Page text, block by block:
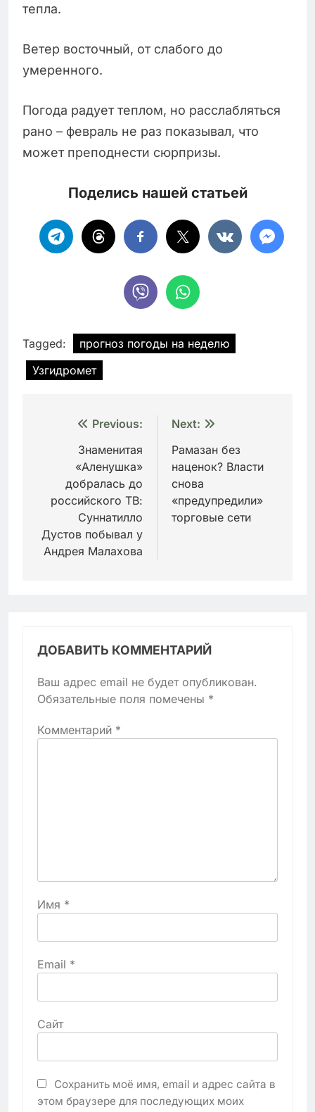
тепла.
Ветер восточный, от слабого до
умеренного.
Погода радует теплом, но расслабляться
рано – февраль не раз показывал, что
может преподнести сюрпризы.
Поделись нашей статьей
Tagged:
прогноз погоды на неделю
Узгидромет
Навигация
записям
Previous:
Знаменитая
«Аленушка»
добралась до
российского ТВ:
Суннатилло
Дустов побывал у
Андрея Малахова
Next:
Рамазан без
наценок? Власти
снова
«предупредили»
торговые сети
ДОБАВИТЬ КОММЕНТАРИЙ
Ваш адрес email не будет опубликован.
Обязательные поля помечены *
Комментарий *
Имя *
Email *
Сайт
Сохранить моё имя, email и адрес сайта в
этом браузере для последующих моих